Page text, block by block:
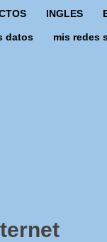
INGLES
datos mis redes